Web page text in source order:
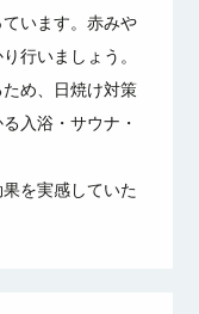
います。赤みや
行いましょう。
め、日焼け対策
入浴・サウナ・
を実感していた